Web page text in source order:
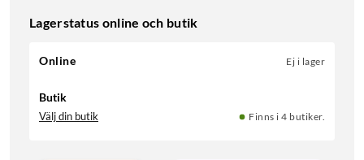
Lagerstatus online och butik
Online Ej i lager
Butik
Välj din butik Finns i 4 butiker.